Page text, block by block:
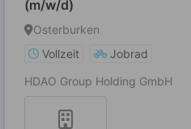
(m/w/d)
Osterburken
Vollzeit
Jobrad
HDAO Group Holding GmbH